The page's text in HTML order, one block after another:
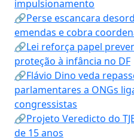
impulsionamento
🔗Perse escancara
emendas e cobra
🔗Lei reforça papel
proteção à infância no DF
🔗Flávio Dino veda
parlamentares a ONGs
congressistas
🔗Projeto Veredicto do
de 15 anos